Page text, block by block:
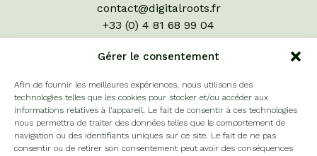
Gérer le consentement
Afin de fournir les meilleures expériences, nous utilisons des
technologies telles que les cookies pour stocker et/ou accéder aux
informations relatives à l'appareil. Le fait de consentir à ces technologies
nous permettra de traiter des données telles que le comportement de
navigation ou des identifiants uniques sur ce site. Le fait de ne pas
consentir ou de retirer son consentement peut avoir des conséquences
contact@digitalroots.fr
+33 (0) 4 81 68 99 04
LIENS UTILES
Évaluons vos cultures
A propos
Contact
Offres d'emploi
Conditions générales